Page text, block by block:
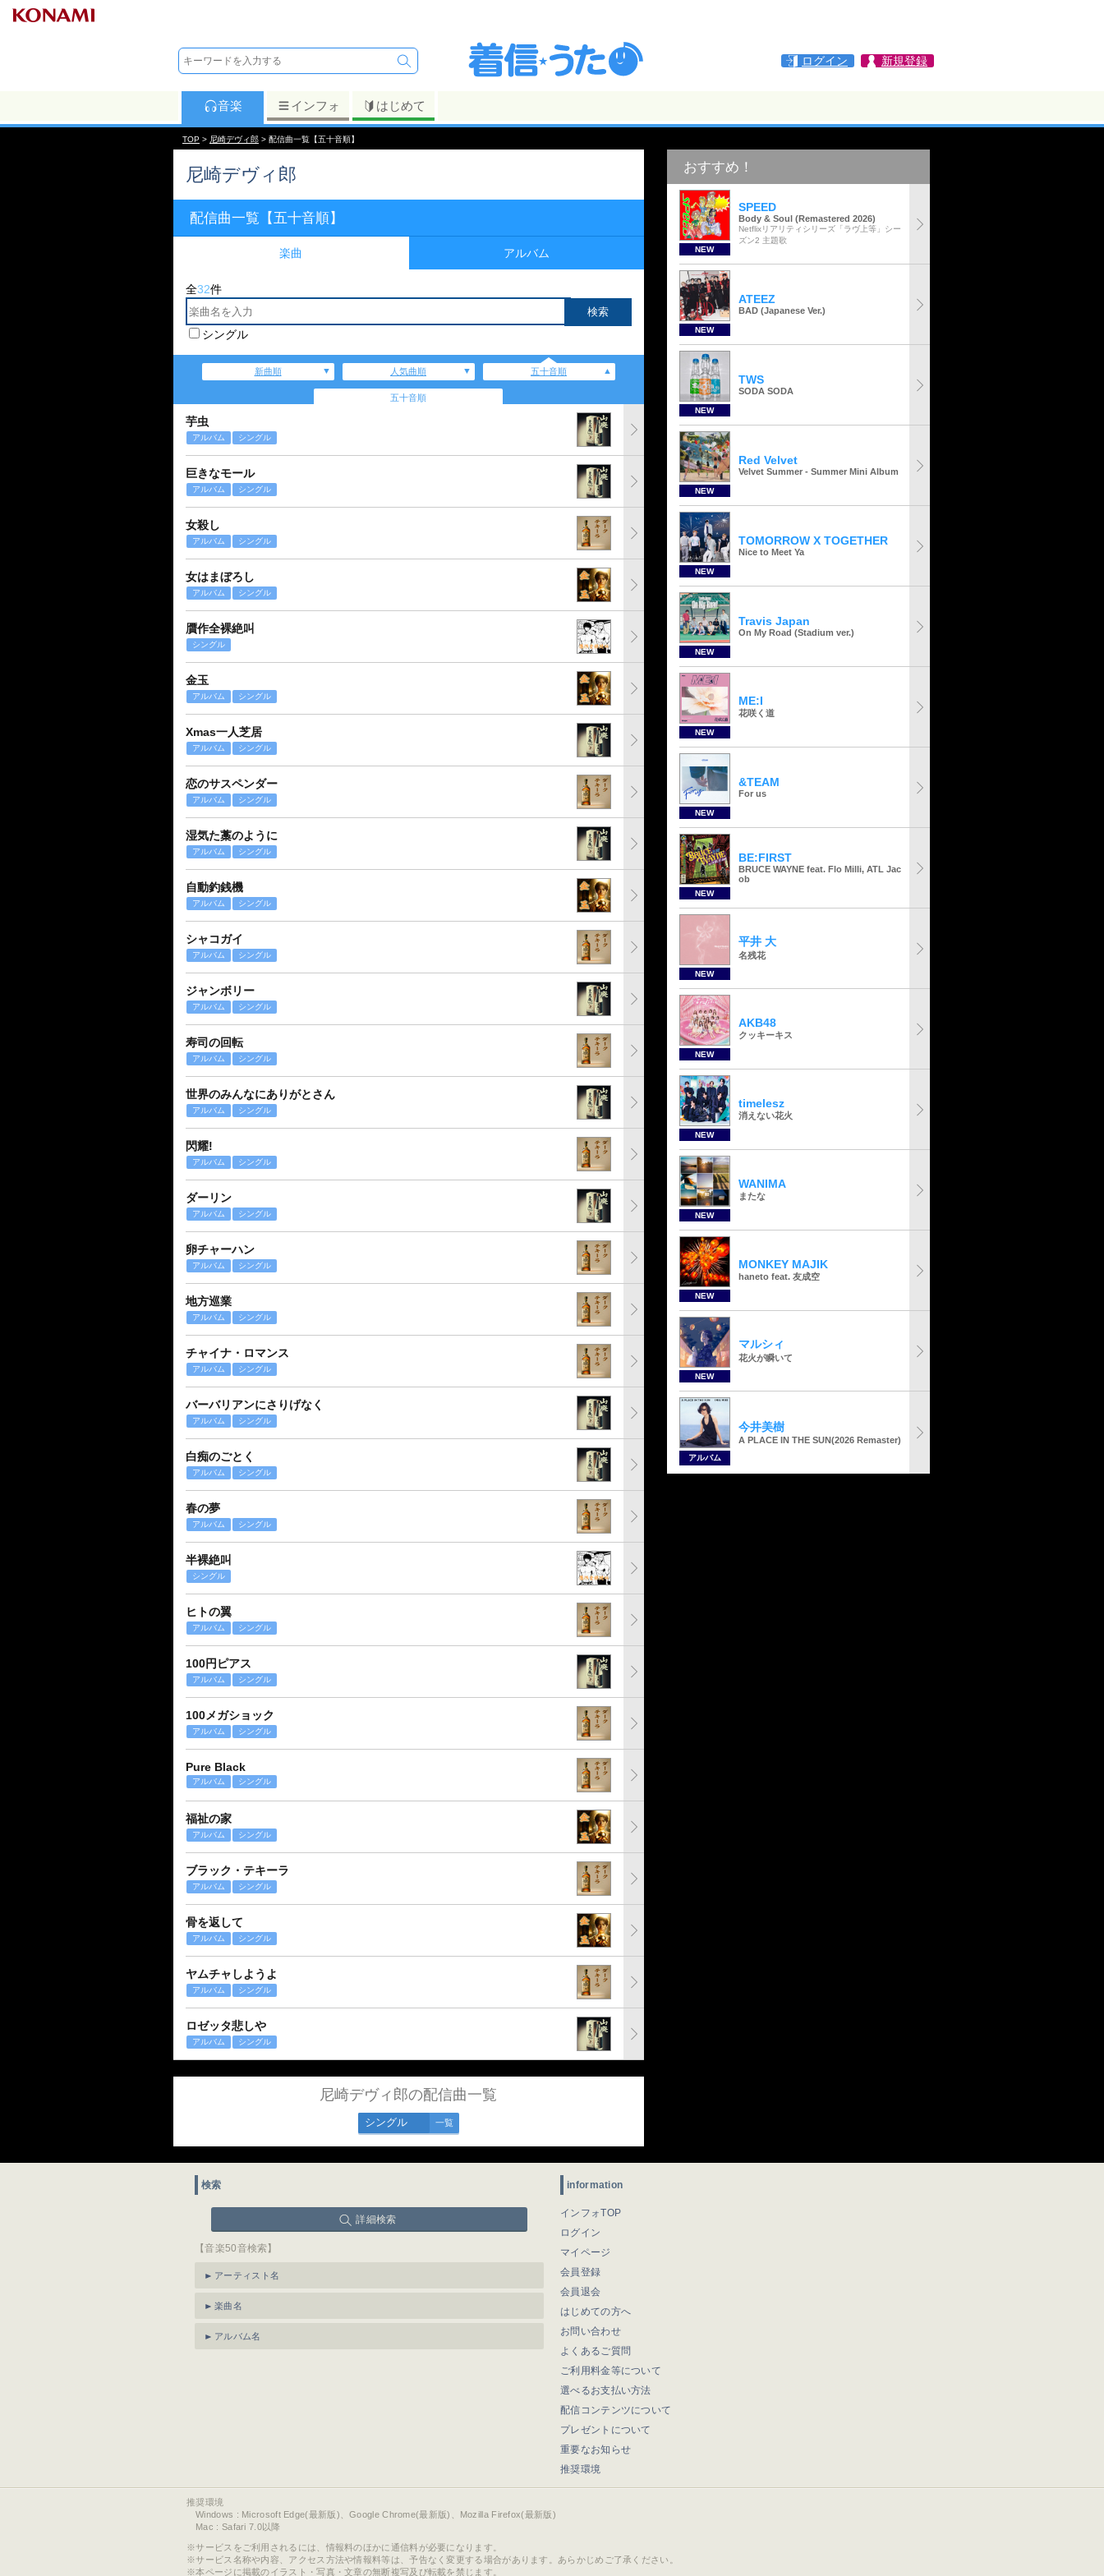
ログイン 新規登録
音楽 インフォ はじめて
TOP > 尼崎デヴィ郎 > 配信曲一覧【五十音順】
尼崎デヴィ郎
配信曲一覧【五十音順】
楽曲 アルバム
全32件
シングル
新曲順 人気曲順 五十音順
五十音順
芋虫
アルバム シングル
巨きなモール
アルバム シングル
女殺し
アルバム シングル
女はまぼろし
アルバム シングル
贋作全裸絶叫
シングル
金玉
アルバム シングル
Xmas一人芝居
アルバム シングル
恋のサスペンダー
アルバム シングル
湿気た藁のように
アルバム シングル
自動釣銭機
アルバム シングル
シャコガイ
アルバム シングル
ジャンボリー
アルバム シングル
寿司の回転
アルバム シングル
世界のみんなにありがとさん
アルバム シングル
閃耀!
アルバム シングル
ダーリン
アルバム シングル
卵チャーハン
アルバム シングル
地方巡業
アルバム シングル
チャイナ・ロマンス
アルバム シングル
バーバリアンにさりげなく
アルバム シングル
白痴のごとく
アルバム シングル
春の夢
アルバム シングル
半裸絶叫
シングル
ヒトの翼
アルバム シングル
100円ピアス
アルバム シングル
100メガショック
アルバム シングル
Pure Black
アルバム シングル
福祉の家
アルバム シングル
ブラック・テキーラ
アルバム シングル
骨を返して
アルバム シングル
ヤムチャしようよ
アルバム シングル
ロゼッタ悲しや
アルバム シングル
尼崎デヴィ郎の配信曲一覧
シングル 一覧
おすすめ！
NEW
SPEED
Body & Soul (Remastered 2026)
Netflixリアリティシリーズ「ラヴ上等」シー
ズン2 主題歌
NEW
ATEEZ
BAD (Japanese Ver.)
NEW
TWS
SODA SODA
NEW
Red Velvet
Velvet Summer - Summer Mini Album
NEW
TOMORROW X TOGETHER
Nice to Meet Ya
NEW
Travis Japan
On My Road (Stadium ver.)
NEW
ME:I
花咲く道
NEW
&TEAM
For us
NEW
BE:FIRST
BRUCE WAYNE feat. Flo Milli, ATL Jac
ob
NEW
平井 大
名残花
NEW
AKB48
クッキーキス
NEW
timelesz
消えない花火
NEW
WANIMA
またな
NEW
MONKEY MAJIK
haneto feat. 友成空
NEW
マルシィ
花火が瞬いて
アルバム
今井美樹
A PLACE IN THE SUN(2026 Remaster)
検索
詳細検索
【音楽50音検索】
アーティスト名
楽曲名
アルバム名
information
インフォTOP
ログイン
マイページ
会員登録
会員退会
はじめての方へ
お問い合わせ
よくあるご質問
ご利用料金等について
選べるお支払い方法
配信コンテンツについて
プレゼントについて
重要なお知らせ
推奨環境
推奨環境
Windows : Microsoft Edge(最新版)、Google Chrome(最新版)、Mozilla Firefox(最新版)
Mac : Safari 7.0以降
サービスをご利用されるには、情報料のほかに通信料が必要になります。
サービス名称や内容、アクセス方法や情報料等は、予告なく変更する場合があります。あらかじめご了承ください。
本ページに掲載のイラスト・写真・文章の無断複写及び転載を禁じます。